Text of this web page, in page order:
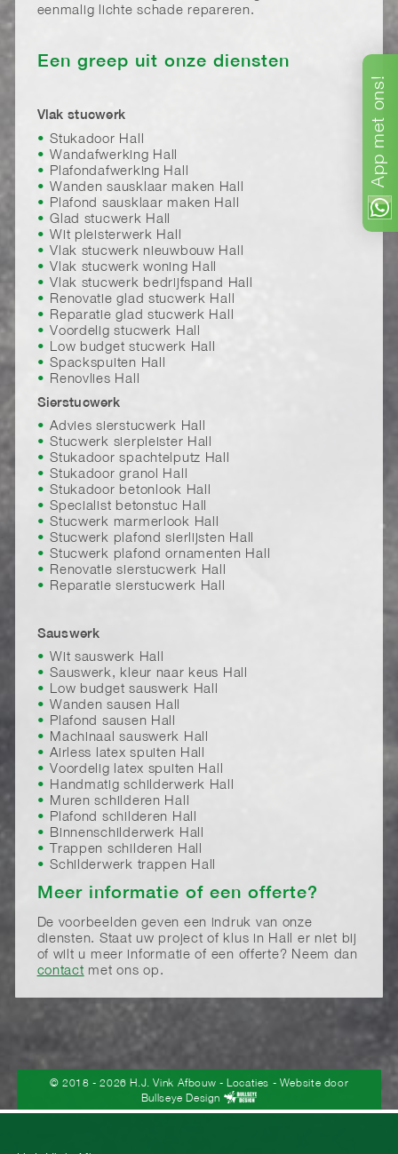
App
met
ons!
eenmalig lichte schade repareren.
Een greep uit onze diensten
Vlak stucwerk
Stukadoor Hall
Wandafwerking Hall
Plafondafwerking Hall
Wanden sausklaar maken Hall
Plafond sausklaar maken Hall
Glad stucwerk Hall
Wit pleisterwerk Hall
Vlak stucwerk nieuwbouw Hall
Vlak stucwerk woning Hall
Vlak stucwerk bedrijfspand Hall
Renovatie glad stucwerk Hall
Reparatie glad stucwerk Hall
Voordelig stucwerk Hall
Low budget stucwerk Hall
Spackspuiten Hall
Renovlies Hall
Sierstucwerk
Advies sierstucwerk Hall
Stucwerk sierpleister Hall
Stukadoor spachtelputz Hall
Stukadoor granol Hall
Stukadoor betonlook Hall
Specialist betonstuc Hall
Stucwerk marmerlook Hall
Stucwerk plafond sierlijsten Hall
Stucwerk plafond ornamenten Hall
Renovatie sierstucwerk Hall
Reparatie sierstucwerk Hall
Sauswerk
Wit sauswerk Hall
Sauswerk, kleur naar keus Hall
Low budget sauswerk Hall
Wanden sausen Hall
Plafond sausen Hall
Machinaal sauswerk Hall
Airless latex spuiten Hall
Voordelig latex spuiten Hall
Handmatig schilderwerk Hall
Muren schilderen Hall
Plafond schilderen Hall
Binnenschilderwerk Hall
Trappen schilderen Hall
Schilderwerk trappen Hall
Meer informatie of een offerte?
De voorbeelden geven een indruk van onze
diensten. Staat uw project of klus in Hall er niet bij
of wilt u meer informatie of een offerte? Neem dan
contact met ons op.
© 2018 - 2026 H.J. Vink Afbouw - Locaties - Website door
Bullseye Design